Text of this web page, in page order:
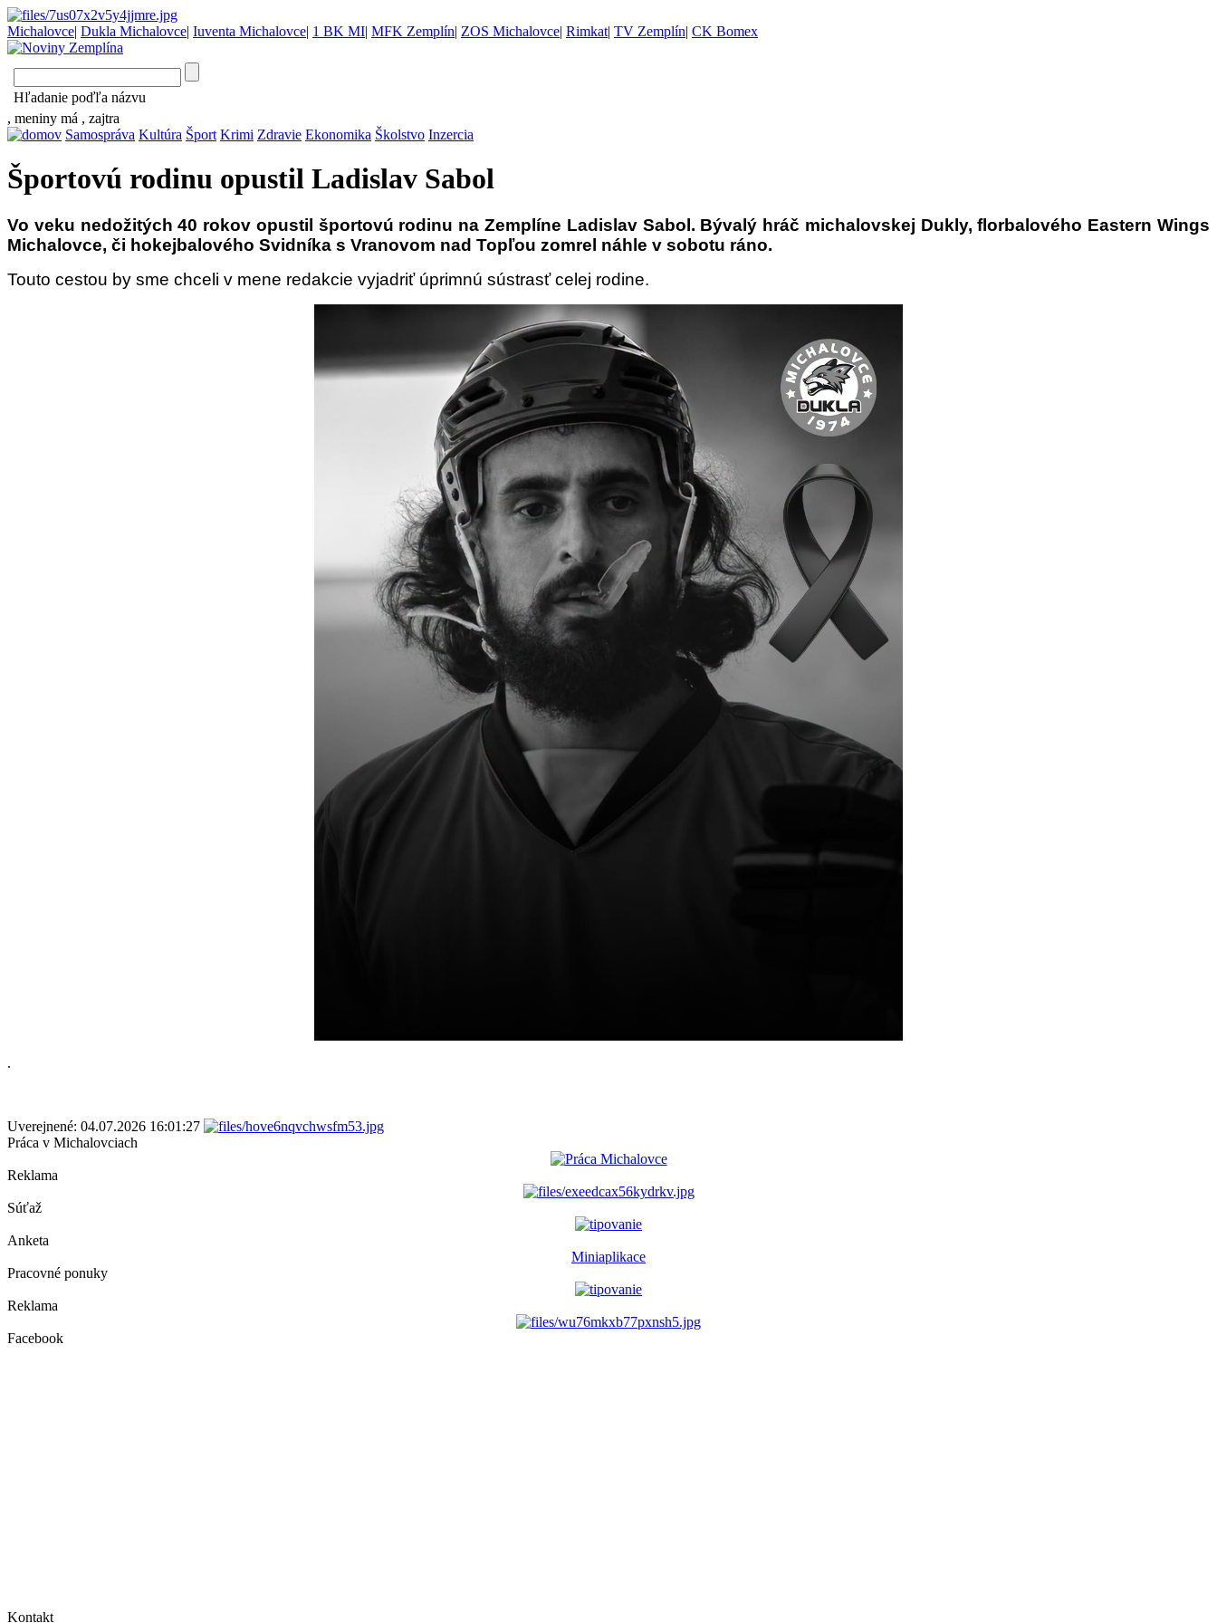
Michalovce| Dukla Michalovce| Iuventa Michalovce| 1 BK MI| MFK Zemplín| ZOS Michalovce| Rimkat| TV Zemplín| CK Bomex
Hľadanie poďľa názvu
, meniny má , zajtra
Samospráva Kultúra Šport Krimi Zdravie Ekonomika Školstvo Inzercia
Športovú rodinu opustil Ladislav Sabol
Vo veku nedožitých 40 rokov opustil športovú rodinu na Zemplíne Ladislav Sabol. Bývalý hráč michalovskej Dukly, florbalového Eastern Wings
Michalovce, či hokejbalového Svidníka s Vranovom nad Topľou zomrel náhle v sobotu ráno.
Touto cestou by sme chceli v mene redakcie vyjadriť úprimnú sústrasť celej rodine.
.
Uverejnené: 04.07.2026 16:01:27
Práca v Michalovciach
Reklama
Súťaž
Anketa
Miniaplikace
Pracovné ponuky
Reklama
Facebook
Kontakt